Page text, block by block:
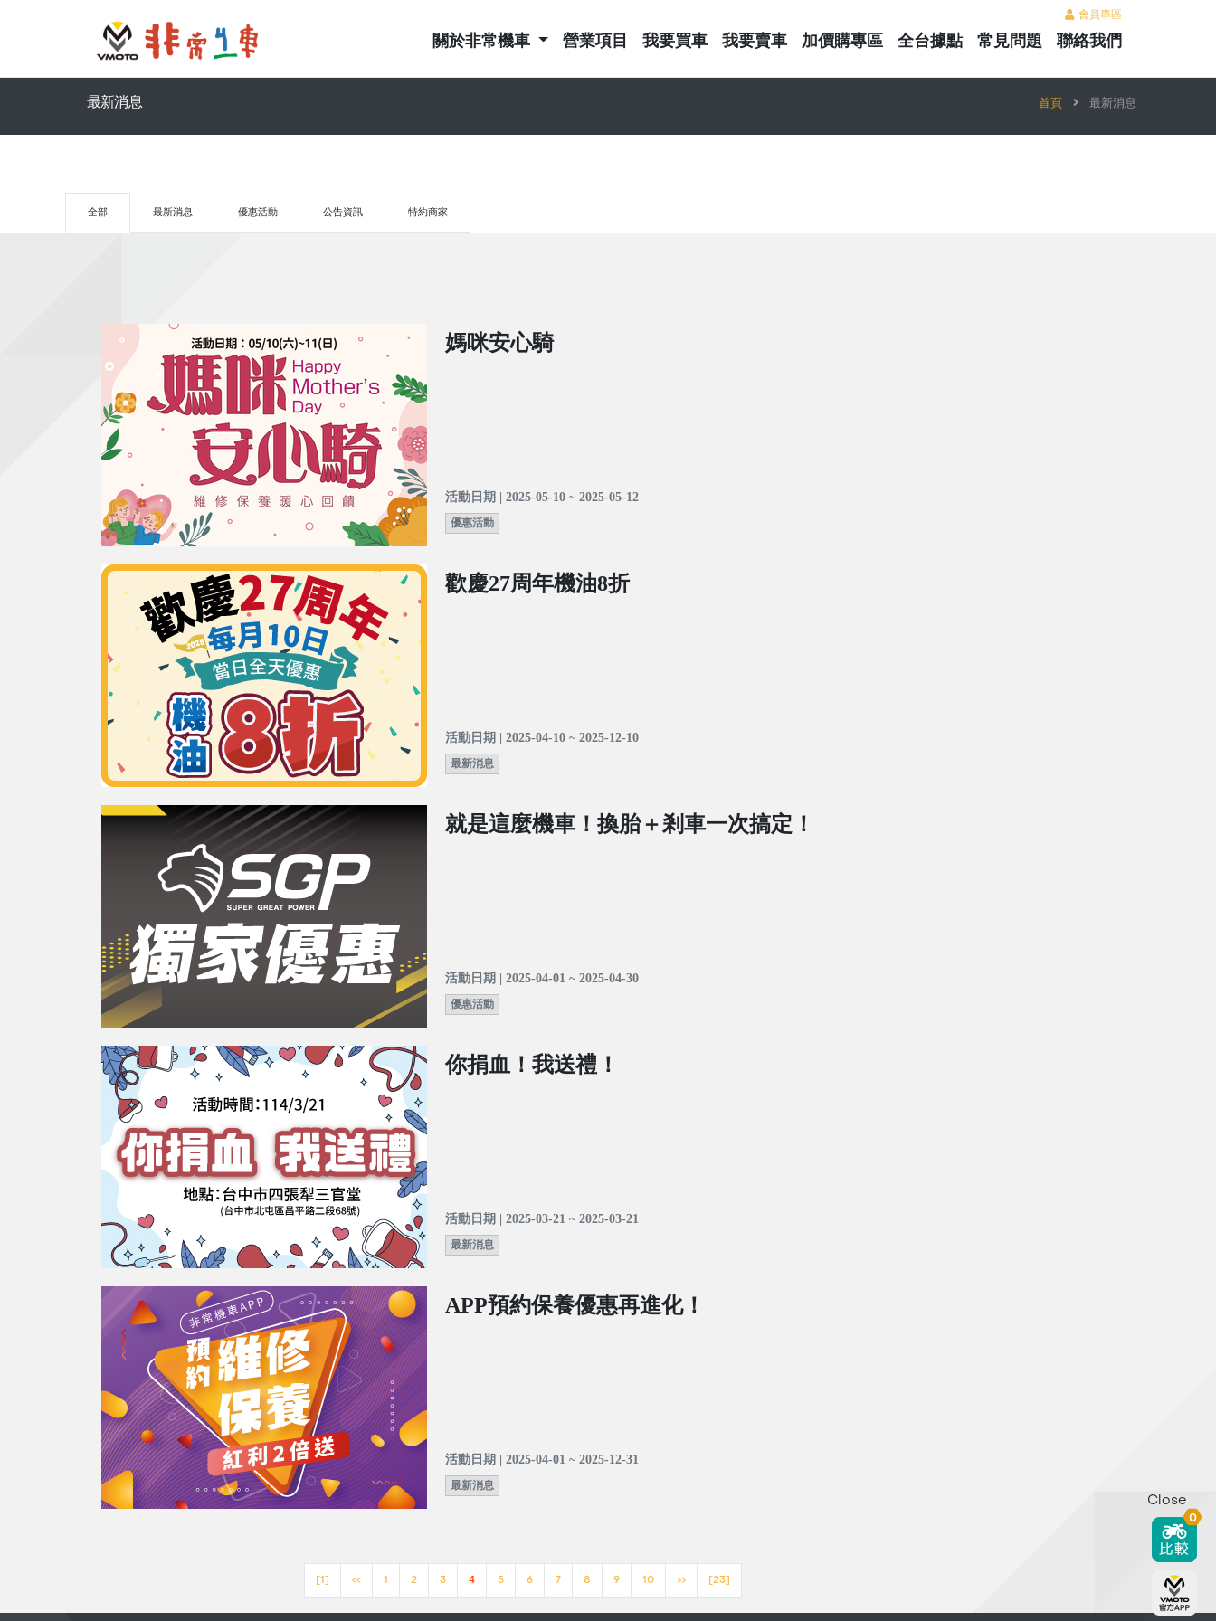
會員專區
關於非常機車 營業項目 我要買車 我要賣車 加價購專區 全台據點 常見問題 聯絡我們
最新消息 首頁 最新消息
全部 最新消息 優惠活動 公告資訊 特約商家
媽咪安心騎
活動日期 | 2025-05-10 ~ 2025-05-12
優惠活動
歡慶27周年機油8折
活動日期 | 2025-04-10 ~ 2025-12-10
最新消息
就是這麼機車！換胎＋剎車一次搞定！
活動日期 | 2025-04-01 ~ 2025-04-30
優惠活動
你捐血！我送禮！
活動日期 | 2025-03-21 ~ 2025-03-21
最新消息
APP預約保養優惠再進化！
活動日期 | 2025-04-01 ~ 2025-12-31
最新消息
[1] << 1 2 3 4 5 6 7 8 9 10 >> [23]
Close
0